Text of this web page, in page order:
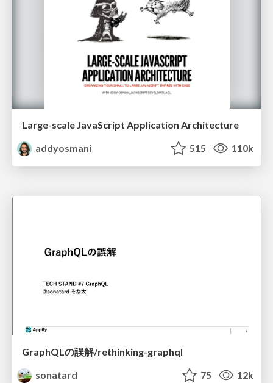
Large-scale JavaScript Application Architecture
addyosmani
515 110k
GraphQLの誤解/rethinking-graphql
sonatard
75 12k